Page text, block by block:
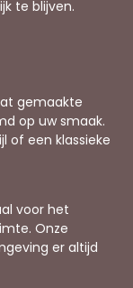
te blijven.
gemaakte
op uw smaak.
of een klassieke
voor het
Onze
er altijd